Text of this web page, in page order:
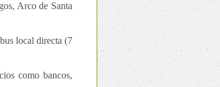
Arco de Santa
local directa (7
como bancos,